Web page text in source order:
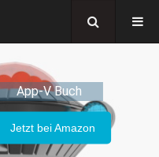
App-V Buch
Jetzt bei Amazon